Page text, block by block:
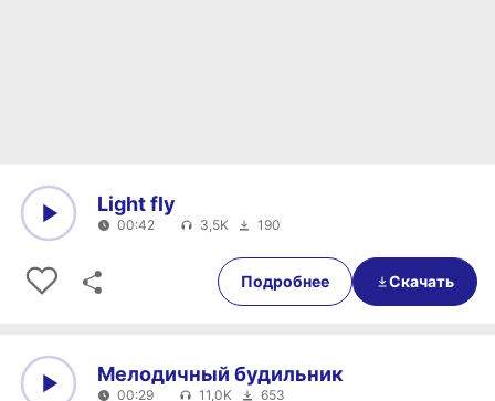
00:42
Light fly
00:42 3,5K 190
Подробнее Скачать
Мелодичный будильник
00:29 11,0K 653